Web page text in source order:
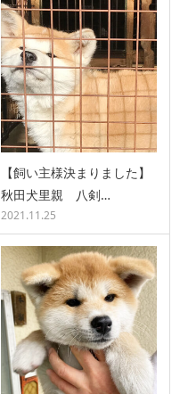
【飼い主様決まりました】
秋田犬里親 八剣…
2021.11.25